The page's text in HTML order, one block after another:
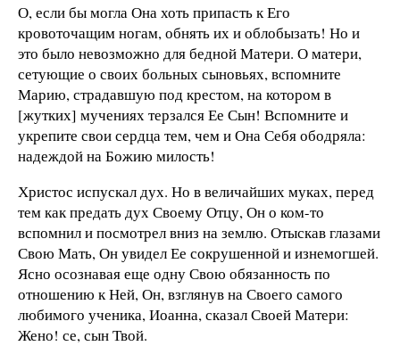
О, если бы могла Она хоть припасть к Его
кровоточащим ногам, обнять их и облобызать! Но и
это было невозможно для бедной Матери. О матери,
сетующие о своих больных сыновьях, вспомните
Марию, страдавшую под крестом, на котором в
[жутких] мучениях терзался Ее Сын! Вспомните и
укрепите свои сердца тем, чем и Она Себя ободряла:
надеждой на Божию милость!
Христос испускал дух. Но в величайших муках, перед
тем как предать дух Своему Отцу, Он о ком-то
вспомнил и посмотрел вниз на землю. Отыскав глазами
Свою Мать, Он увидел Ее сокрушенной и изнемогшей.
Ясно осознавая еще одну Свою обязанность по
отношению к Ней, Он, взглянув на Своего самого
любимого ученика, Иоанна, сказал Своей Матери:
Жено! се, сын Твой.